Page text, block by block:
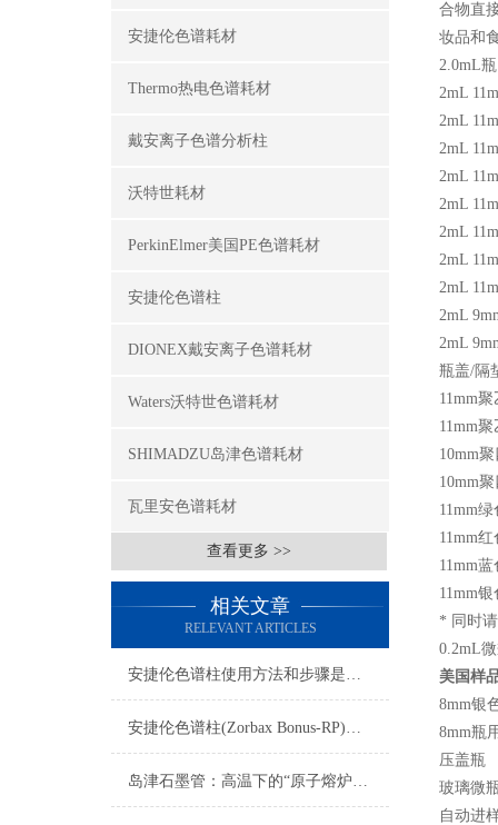
安捷伦色谱耗材
Thermo热电色谱耗材
戴安离子色谱分析柱
沃特世耗材
PerkinElmer美国PE色谱耗材
安捷伦色谱柱
DIONEX戴安离子色谱耗材
Waters沃特世色谱耗材
SHIMADZU岛津色谱耗材
瓦里安色谱耗材
查看更多 >>
相关文章
RELEVANT ARTICLES
安捷伦色谱柱使用方法和步骤是怎样的？
安捷伦色谱柱(Zorbax Bonus-RP)：难分离碱性化合物的峰形利器
岛津石墨管：高温下的“原子熔炉”，痕量分析的基石
合物直
妆品和
2.0mL
2mL
2mL
2mL
2mL
2mL
2mL
2mL
2mL
2mL
2mL
瓶盖/隔
11mm聚
11mm聚
10mm聚
10mm聚
11mm绿
11mm红
11mm蓝
11mm银
* 同时
0.2mL
美国样
8mm银
8mm瓶
压盖瓶
玻璃微
自动进